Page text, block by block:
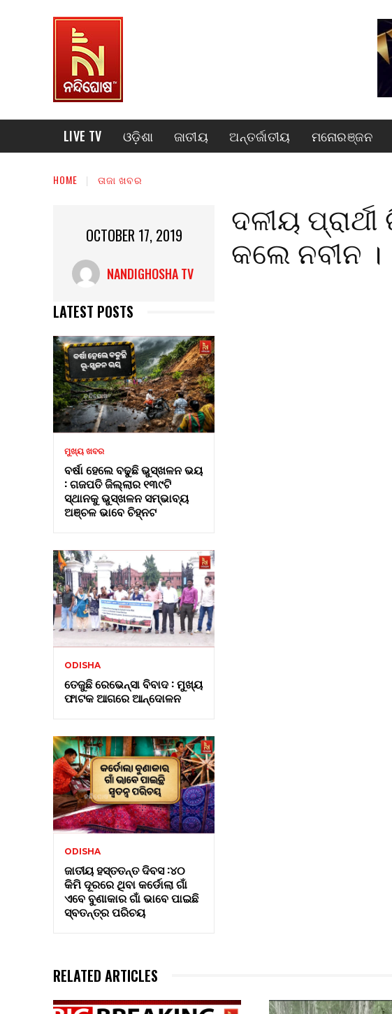
LIVE TV ଓଡ଼ିଶା ଜାତୀୟ ଅନ୍ତର୍ଜାତୀୟ ମନୋରଞ୍ଜନ
HOME ତାଜା ଖବର
OCTOBER 17, 2019
NANDIGHOSHA TV
LATEST POSTS
ମୁଖ୍ୟ ଖବର
ବର୍ଷା ହେଲେ ବଢୁଛି ଭୁସ୍ଖଳନ ଭୟ
: ଗଜପତି ଜିଲ୍ଲାର ୧୩୯ଟି
ସ୍ଥାନକୁ ଭୁସ୍ଖଳନ ସମ୍ଭାବ୍ୟ
ଅଞ୍ଚଳ ଭାବେ ଚିହ୍ନଟ
ODISHA
ତେଜୁଛି ରେଭେନ୍ସା ବିବାଦ : ମୁଖ୍ୟ
ଫାଟକ ଆଗରେ ଆନ୍ଦୋଳନ
ODISHA
ଜାତୀୟ ହସ୍ତତନ୍ତ ଦିବସ :୪୦
କିମି ଦୂରରେ ଥିବା କର୍ଡୋଲା ଗାଁ
ଏବେ ବୁଣାକାର ଗାଁ ଭାବେ ପାଇଛି
ସ୍ବତନ୍ତ୍ର ପରିଚୟ
ଦଳୀୟ
କଲେ ନବୀନ ।
RELATED ARTICLES